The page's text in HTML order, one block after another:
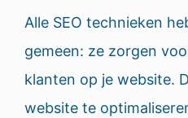
Alle SEO technieken
gemeen: ze zorgen
klanten op je website.
website te